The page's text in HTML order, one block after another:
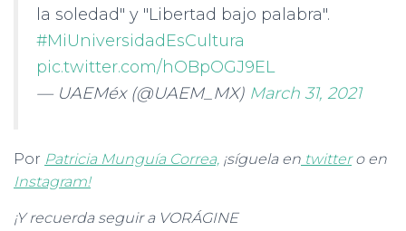
la soledad" y "Libertad bajo palabra".
#MiUniversidadEsCultura
pic.twitter.com/hOBpOGJ9EL
— UAEMéx (@UAEM_MX) March 31, 2021
Por Patricia Munguía Correa, ¡síguela en twittero en
Instagram!
¡Y recuerda seguir a VORÁGINE